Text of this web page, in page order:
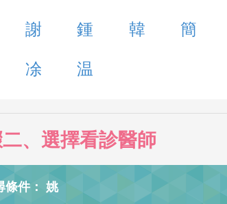
謝 鍾 韓 簡
凃 温
、選擇看診醫師
條件： 姚